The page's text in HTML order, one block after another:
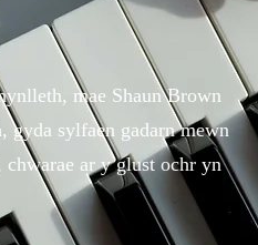
mae Shaun Brown
gyda sylfaen gadarn mewn
ar y glust ochr yn